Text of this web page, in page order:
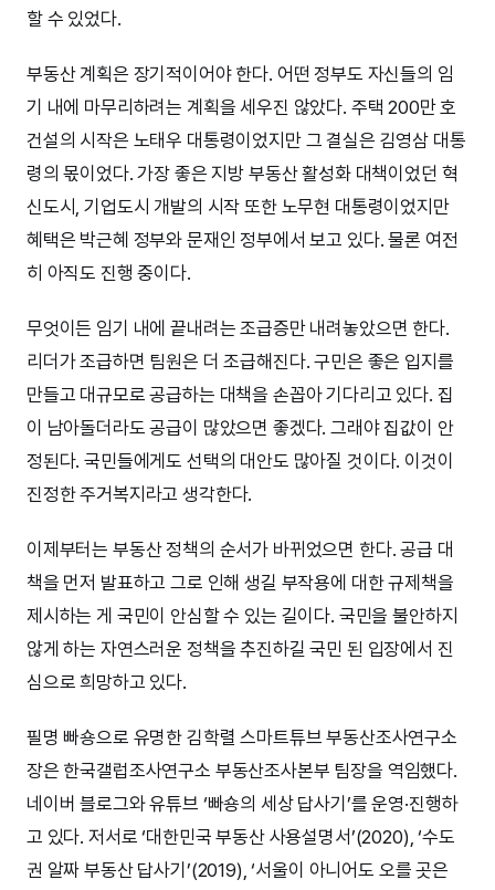
할 수 있었다.
부동산 계획은 장기적이어야 한다. 어떤 정부도 자신들의 임
기 내에 마무리하려는 계획을 세우진 않았다. 주택 200만 호
건설의 시작은 노태우 대통령이었지만 그 결실은 김영삼 대통
령의 몫이었다. 가장 좋은 지방 부동산 활성화 대책이었던 혁
신도시, 기업도시 개발의 시작 또한 노무현 대통령이었지만
혜택은 박근혜 정부와 문재인 정부에서 보고 있다. 물론 여전
히 아직도 진행 중이다.
무엇이든 임기 내에 끝내려는 조급증만 내려놓았으면 한다.
리더가 조급하면 팀원은 더 조급해진다. 구민은 좋은 입지를
만들고 대규모로 공급하는 대책을 손꼽아 기다리고 있다. 집
이 남아돌더라도 공급이 많았으면 좋겠다. 그래야 집값이 안
정된다. 국민들에게도 선택의 대안도 많아질 것이다. 이것이
진정한 주거복지라고 생각한다.
이제부터는 부동산 정책의 순서가 바뀌었으면 한다. 공급 대
책을 먼저 발표하고 그로 인해 생길 부작용에 대한 규제책을
제시하는 게 국민이 안심할 수 있는 길이다. 국민을 불안하지
않게 하는 자연스러운 정책을 추진하길 국민 된 입장에서 진
심으로 희망하고 있다.
필명 빠숑으로 유명한 김학렬 스마트튜브 부동산조사연구소
장은 한국갤럽조사연구소 부동산조사본부 팀장을 역임했다.
네이버 블로그와 유튜브 ‘빠숑의 세상 답사기’를 운영·진행하
고 있다. 저서로 ‘대한민국 부동산 사용설명서’(2020), ‘수도
권 알짜 부동산 답사기’(2019), ‘서울이 아니어도 오를 곳은